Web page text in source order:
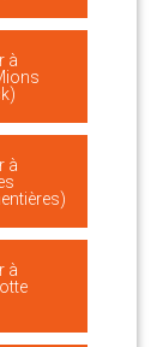
à
à
à